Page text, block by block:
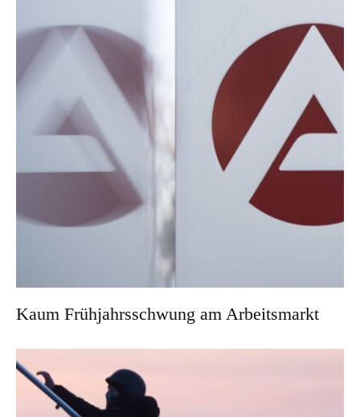
Kaum Frühjahrsschwung am Arbeitsmarkt